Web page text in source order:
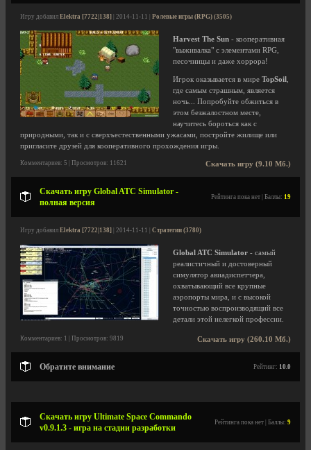
Игру добавил Elektra [7722|138] | 2014-11-11 | Ролевые игры (RPG) (3505)
Harvest The Sun - кооперативная
"выживалка" с элементами RPG,
песочницы и даже хоррора!
Игрок оказывается в мире TopSoil
где самым страшным, является
ночь... Попробуйте обжиться в
этом безжалостном месте,
научитесь бороться как с
природными, так и с сверхъестественными ужасами, постройте жилище или
пригласите друзей для кооперативного прохождения игры.
Скачать игру (9.10 Мб.)
Комментариев: 5 | Просмотров: 11621
Скачать игру Global ATC Simulator -
полная версия
Рейтинга пока нет | Баллы: 19
Игру добавил Elektra [7722|138] | 2014-11-11 | Стратегии (3780)
Global ATC Simulator - самый
реалистичный и достоверный
симулятор авиадиспетчера,
охватывающий все крупные
аэропорты мира, и с высокой
точностью воспроизводящий все
детали этой нелегкой профессии.
Скачать игру (260.10 Мб.)
Комментариев: 1 | Просмотров: 9819
Обратите внимание Рейтинг: 10.0
Скачать игру Ultimate Space Commando
v0.9.1.3 - игра на стадии разработки
Рейтинга пока нет | Баллы: 9